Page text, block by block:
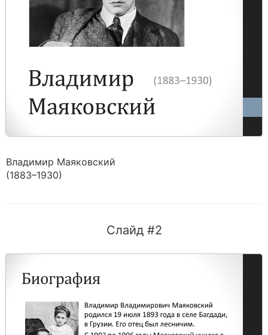
Владимир Маяковский
(1883–1930)
Слайд #2